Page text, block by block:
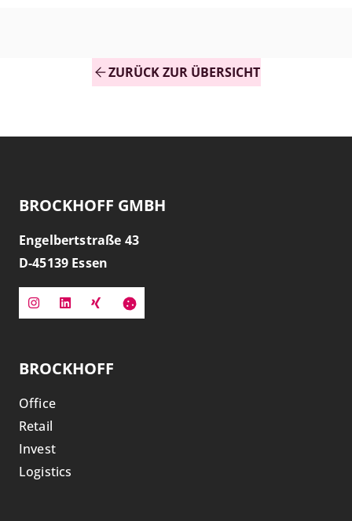
ZURÜCK ZUR ÜBERSICHT
BROCKHOFF GMBH
Engelbertstraße 43
D-45139 Essen
BROCKHOFF
Office
Retail
Invest
Logistics